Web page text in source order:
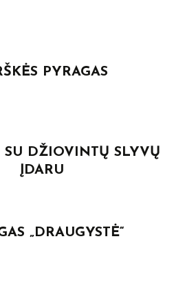
PYRAGAS
SU DŽIOVINTŲ SLYVŲ
ĮDARU
„DRAUGYSTĖ“